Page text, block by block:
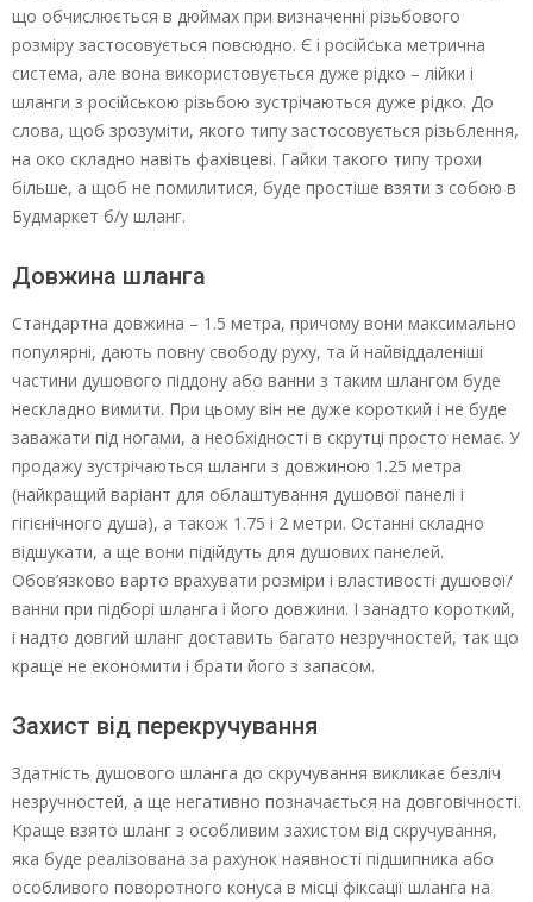
що обчислюється в дюймах при визначенні різьбового
розміру застосовується повсюдно. Є і російська метрична
система, але вона використовується дуже рідко – лійки і
шланги з російською різьбою зустрічаються дуже рідко. До
слова, щоб зрозуміти, якого типу застосовується різьблення,
на око складно навіть фахівцеві. Гайки такого типу трохи
більше, а щоб не помилитися, буде простіше взяти з собою в
Будмаркет б/у шланг.
Довжина шланга
Стандартна довжина – 1.5 метра, причому вони максимально
популярні, дають повну свободу руху, та й найвіддаленіші
частини душового піддону або ванни з таким шлангом буде
нескладно вимити. При цьому він не дуже короткий і не буде
заважати під ногами, а необхідності в скрутці просто немає. У
продажу зустрічаються шланги з довжиною 1.25 метра
(найкращий варіант для облаштування душової панелі і
гігієнічного душа), а також 1.75 і 2 метри. Останні складно
відшукати, а ще вони підійдуть для душових панелей.
Обов’язково варто врахувати розміри і властивості душової/
ванни при підборі шланга і його довжини. І занадто короткий,
і надто довгий шланг доставить багато незручностей, так що
краще не економити і брати його з запасом.
Захист від перекручування
Здатність душового шланга до скручування викликає безліч
незручностей, а ще негативно позначається на довговічності.
Краще взято шланг з особливим захистом від скручування,
яка буде реалізована за рахунок наявності підшипника або
особливого поворотного конуса в місці фіксації шланга на